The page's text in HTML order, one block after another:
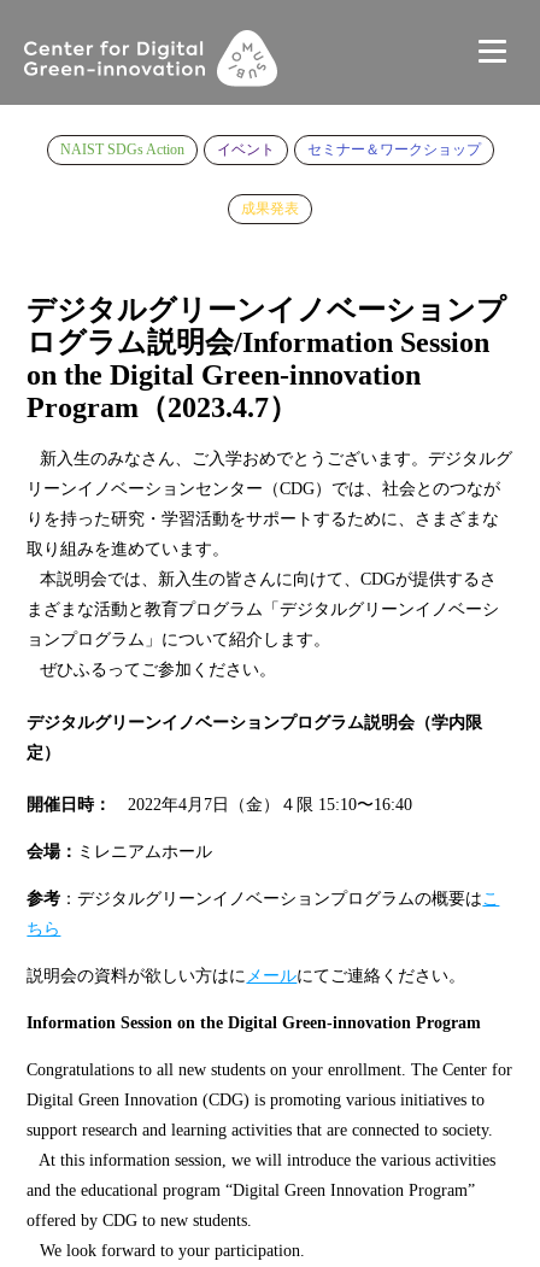
NAIST SDGs Action イベント セミナー＆ワークショップ
成果発表
デジタルグリーンイノベーションプ
ログラム説明会/Information Session
on the Digital Green-innovation
Program（2023.4.7）
新入生のみなさん、ご入学おめでとうございます。デジタルグ
リーンイノベーションセンター（CDG）では、社会とのつなが
りを持った研究・学習活動をサポートするために、さまざまな
取り組みを進めています。
本説明会では、新入生の皆さんに向けて、CDGが提供するさ
まざまな活動と教育プログラム「デジタルグリーンイノベーシ
ョンプログラム」について紹介します。
ぜひふるってご参加ください。
デジタルグリーンイノベーションプログラム説明会（学内限
定）
開催日時： 2022年4月7日（金）４限 15:10〜16:40
会場： ミレニアムホール
参考 ：デジタルグリーンイノベーションプログラムの概要はこ
ちら
説明会の資料が欲しい方はに メールにてご連絡ください。
Information Session on the Digital Green-innovation Program
Congratulations to all new students on your enrollment. The Center for
Digital Green Innovation (CDG) is promoting various initiatives to
support research and learning activities that are connected to society.
At this information session, we will introduce the various activities
and the educational program “Digital Green Innovation Program”
offered by CDG to new students.
We look forward to your participation.